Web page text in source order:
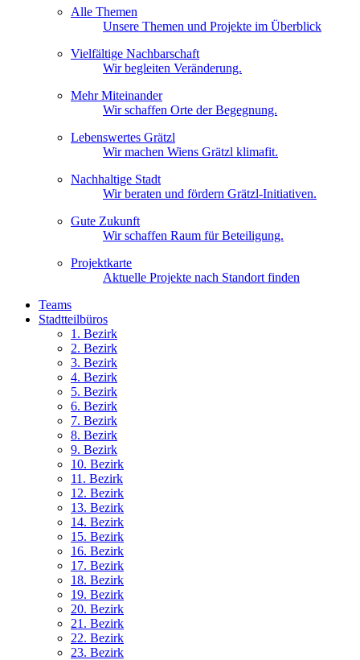
Alle Themen
Unsere Themen und Projekte im Überblick
Vielfältige Nachbarschaft
Wir begleiten Veränderung.
Mehr Miteinander
Wir schaffen Orte der Begegnung.
Lebenswertes Grätzl
Wir machen Wiens Grätzl klimafit.
Nachhaltige Stadt
Wir beraten und fördern Grätzl-Initiativen.
Gute Zukunft
Wir schaffen Raum für Beteiligung.
Projektkarte
Aktuelle Projekte nach Standort finden
Teams
Stadtteilbüros
1. Bezirk
2. Bezirk
3. Bezirk
4. Bezirk
5. Bezirk
6. Bezirk
7. Bezirk
8. Bezirk
9. Bezirk
10. Bezirk
11. Bezirk
12. Bezirk
13. Bezirk
14. Bezirk
15. Bezirk
16. Bezirk
17. Bezirk
18. Bezirk
19. Bezirk
20. Bezirk
21. Bezirk
22. Bezirk
23. Bezirk